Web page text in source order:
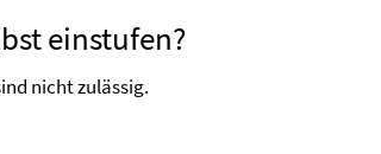
einstufen?
nicht zulässig.